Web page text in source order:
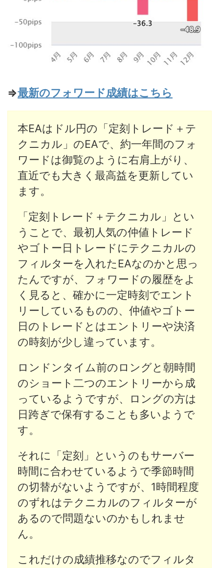
⇒最新のフォワード成績はこちら
本EAはドル円の「定刻トレード＋テ
クニカル」のEAで、約一年間のフォ
ワードは御覧のように右肩上がり、
直近でも大きく最高益を更新してい
ます。
「定刻トレード＋テクニカル」とい
うことで、最初人気の仲値トレード
やゴトー日トレードにテクニカルの
フィルターを入れたEAなのかと思っ
たんですが、フォワードの履歴をよ
く見ると、確かに一定時刻でエント
リーしているものの、仲値やゴトー
日のトレードとはエントリーや決済
の時刻が少し違っています。
ロンドンタイム前のロングと朝時間
のショート二つのエントリーから成
っているようですが、ロングの方は
日跨ぎで保有することも多いようで
す。
それに「定刻」というのもサーバー
時間に合わせているようで季節時間
の切替がないようですが、1時間程度
のずれはテクニカルのフィルターが
あるので問題ないのかもしれませ
ん。
これだけの成績推移なのでフィルタ